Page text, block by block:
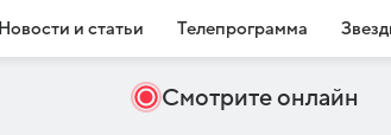
Новости и статьи Телепрограмма
Смотрите онлайн